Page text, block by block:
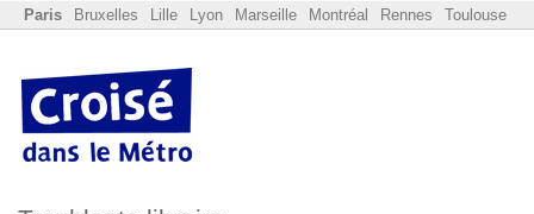
Paris Bruxelles Lille Lyon Marseille Montréal Rennes Toulouse